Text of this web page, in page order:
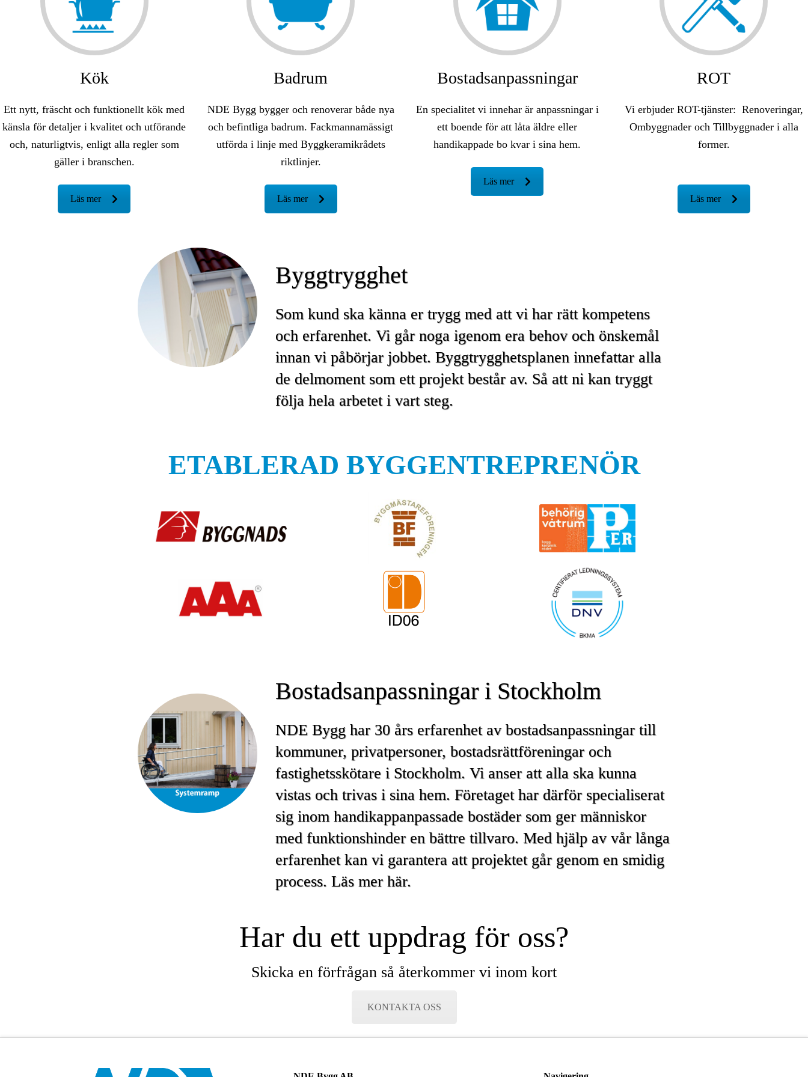
Kök
Ett nytt, fräscht och funktionellt kök med
känsla för detaljer i kvalitet och utförande
och, naturligtvis, enligt alla regler som
gäller i branschen.
Läs mer
Badrum
NDE Bygg bygger och renoverar både nya
och befintliga badrum. Fackmannamässigt
utförda i linje med Byggkeramikrådets
riktlinjer.
Läs mer
Bostadsanpassningar
En specialitet vi innehar är anpassningar i
ett boende för att låta äldre eller
handikappade bo kvar i sina hem.
Läs mer
ROT
Vi erbjuder ROT-tjänster: Renoveringar,
Ombyggnader och Tillbyggnader i alla
former.
Läs mer
Byggtrygghet
Som kund ska känna er trygg med att vi har rätt kompetens
och erfarenhet. Vi går noga igenom era behov och önskemål
innan vi påbörjar jobbet. Byggtrygghetsplanen innefattar alla
de delmoment som ett projekt består av. Så att ni kan tryggt
följa hela arbetet i vart steg.
ETABLERAD BYGGENTREPRENÖR
Bostadsanpassningar i Stockholm
NDE Bygg har 30 års erfarenhet av bostadsanpassningar till
kommuner, privatpersoner, bostadsrättföreningar och
fastighetsskötare i Stockholm. Vi anser att alla ska kunna
vistas och trivas i sina hem. Företaget har därför specialiserat
sig inom handikappanpassade bostäder som ger människor
med funktionshinder en bättre tillvaro. Med hjälp av vår långa
erfarenhet kan vi garantera att projektet går genom en smidig
process. Läs mer här.
Har du ett uppdrag för oss?
Skicka en förfrågan så återkommer vi inom kort
KONTAKTA OSS